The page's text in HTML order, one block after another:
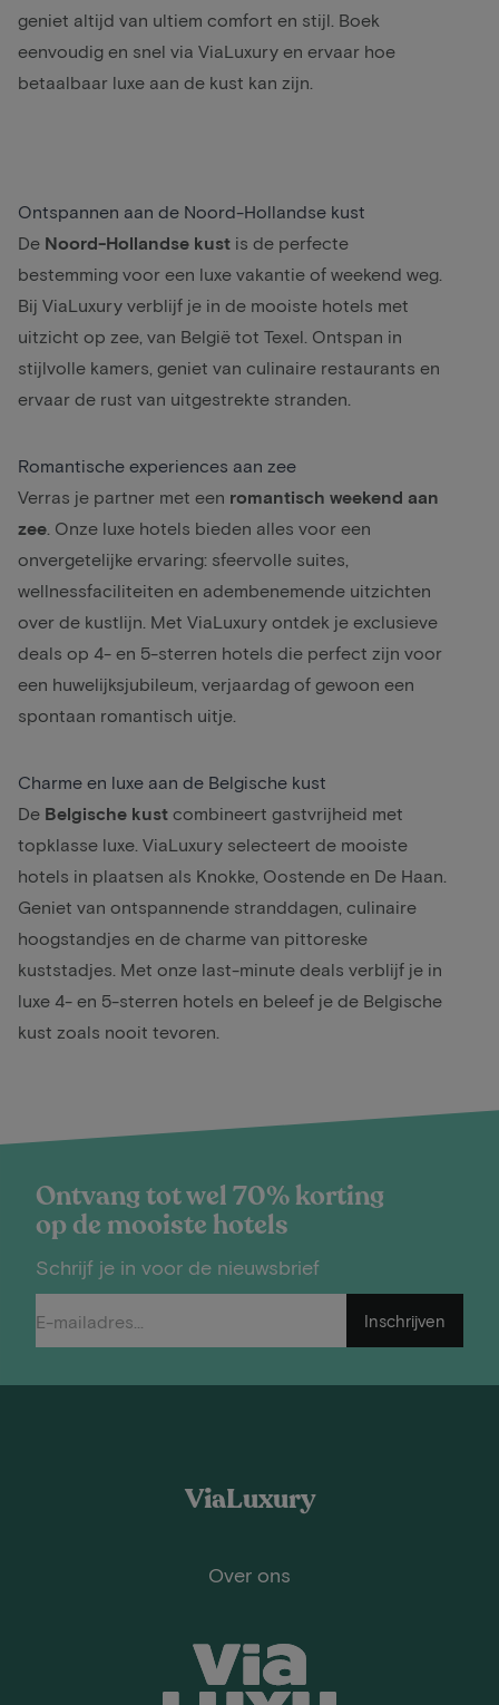
geniet altijd van ultiem comfort en stijl. Boek
eenvoudig en snel via ViaLuxury en ervaar hoe
betaalbaar luxe aan de kust kan zijn.
Ontspannen aan de Noord-Hollandse kust
De Noord-Hollandse kust is de perfecte
bestemming voor een luxe vakantie of weekend weg
Bij ViaLuxury verblijf je in de mooiste hotels met
uitzicht op zee, van België tot Texel. Ontspan in
stijlvolle kamers, geniet van culinaire restaurants en
ervaar de rust van uitgestrekte stranden.
Romantische experiences aan zee
Verras je partner met een romantisch weekend aan
zee . Onze luxe hotels bieden alles voor een
onvergetelijke ervaring: sfeervolle suites,
wellnessfaciliteiten en adembenemende uitzichten
over de kustlijn. Met ViaLuxury ontdek je exclusieve
deals op 4- en 5-sterren hotels die perfect zijn voor
een huwelijksjubileum, verjaardag of gewoon een
spontaan romantisch uitje.
Charme en luxe aan de Belgische kust
De Belgische kust combineert gastvrijheid met
topklasse luxe. ViaLuxury selecteert de mooiste
hotels in plaatsen als Knokke Oostende en De Haan
Geniet van ontspannende stranddagen, culinaire
hoogstandjes en de charme van pittoreske
kuststadjes. Met onze last-minute deals verblijf je in
luxe 4- en 5-sterren hotels en beleef je de Belgische
kust zoals nooit tevoren.
Ontvang tot wel 70% korting
op de mooiste hotels
Schrijf je in voor de nieuwsbrief
Inschrijven
ViaLuxury
Over ons